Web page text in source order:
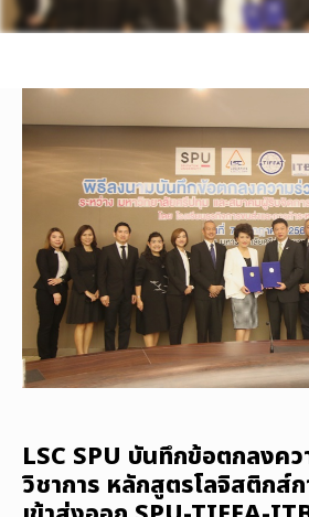
LSC SPU บันทึกข้อตกลงค
วิชาการ หลักสูตรโลจิสติกส์ก